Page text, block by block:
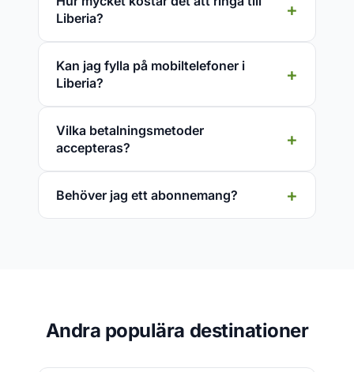
Liberia?
Kan jag fylla på mobiltelefoner i
Liberia?
Vilka betalningsmetoder
accepteras?
Behöver jag ett abonnemang?
Andra populära destinationer